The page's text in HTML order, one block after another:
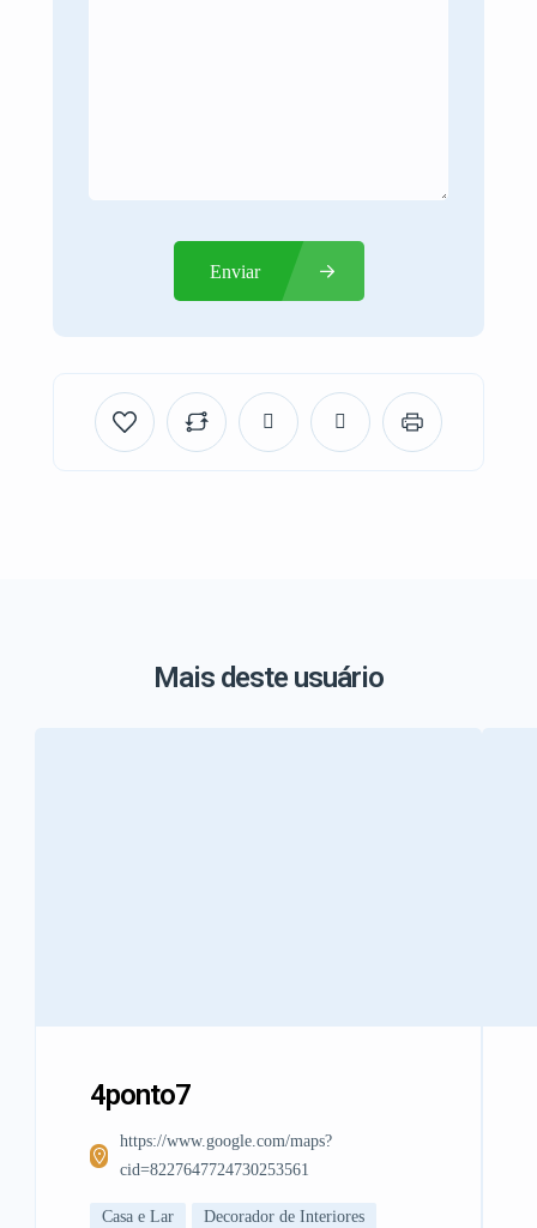
Enviar
Mais deste usuário
4ponto7
https://www.google.com/maps?
cid=8227647724730253561
Casa e Lar Decorador de Interiores